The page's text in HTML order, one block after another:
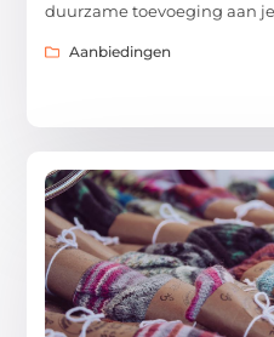
duurzame toevoeging aan
Aanbiedingen